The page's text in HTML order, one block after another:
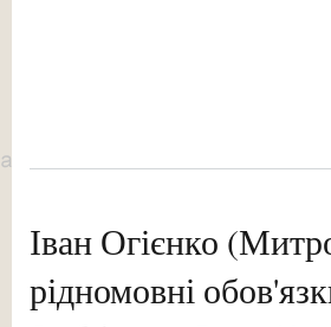
Іван Огієнко
рідномовні